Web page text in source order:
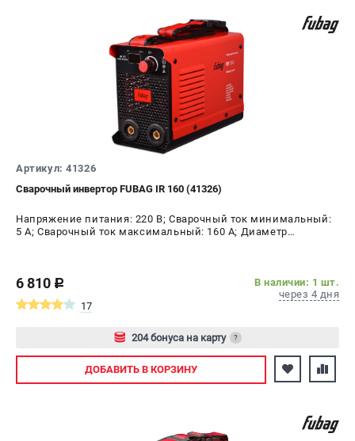
Артикул: 41326
Сварочный инвертор FUBAG IR 160 (41326)
Напряжение питания: 220 В; Сварочный ток минимальный:
5 А; Сварочный ток максимальный: 160 А; Диаметр
6 810 c
В наличии: 1 шт.
через 4 дня
17
204 бонуса на карту ?
Авторизуйтесь
ДОБАВИТЬ В КОРЗИНУ